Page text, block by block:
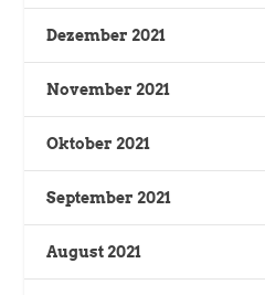
Dezember 2021
November 2021
Oktober 2021
September 2021
August 2021